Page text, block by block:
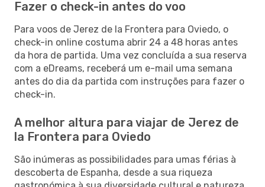
Fazer o check-in antes do voo
Para voos de Jerez de la Frontera para Oviedo, o
check-in online costuma abrir 24 a 48 horas antes
da hora de partida. Uma vez concluída a sua reserva
com a eDreams, receberá um e-mail uma semana
antes do dia da partida com instruções para fazer o
check-in.
A melhor altura para viajar de Jerez de
la Frontera para Oviedo
São inúmeras as possibilidades para umas férias à
descoberta de Espanha, desde a sua riqueza